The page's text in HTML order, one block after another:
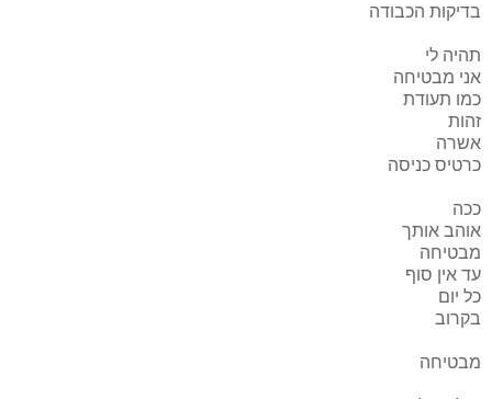
בדיקות הכבודה
תהיה לי
אני מבטיחה
כמו תעודת
זהות
אשרה
כרטיס כניסה
ככה
אוהב אותך
מבטיחה
עד אין סוף
כל יום
בקרוב
מבטיחה